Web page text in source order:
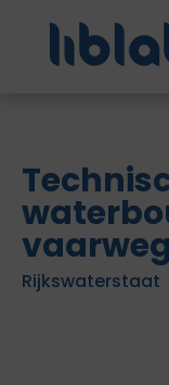
Rijkswaterstaat